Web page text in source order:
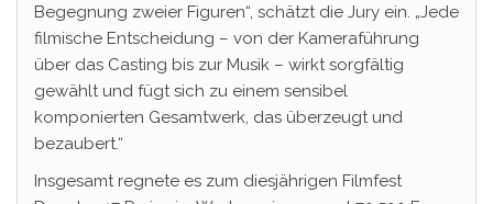
Begegnung zweier Figuren“, schätzt die Jury ein. „Jede
filmische Entscheidung – von der Kameraführung
über das Casting bis zur Musik – wirkt sorgfältig
gewählt und fügt sich zu einem sensibel
komponierten Gesamtwerk, das überzeugt und
bezaubert.“
Insgesamt regnete es zum diesjährigen Filmfest